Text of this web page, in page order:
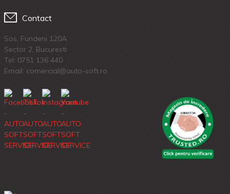
Contact
Sos. Fundeni 120A
Sector 2, Bucuresti
Tel: 0751 136 440
Email: comercial@auto-soft.ro